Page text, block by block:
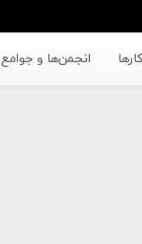
انجمن‌ها و جوامع